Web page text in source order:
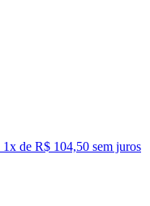
1x de R$ 104,50 sem juros